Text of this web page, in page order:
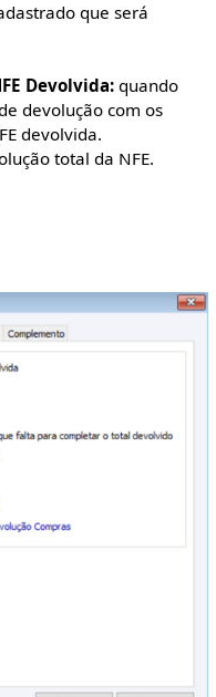
que será
Devolvida:quando
devolução com os
devolvida.
total da NFE.